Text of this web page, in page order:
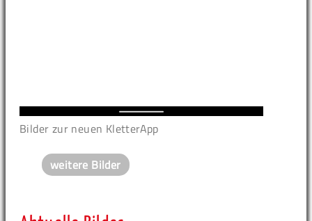
Bilder zur neuen KletterApp
weitere Bilder